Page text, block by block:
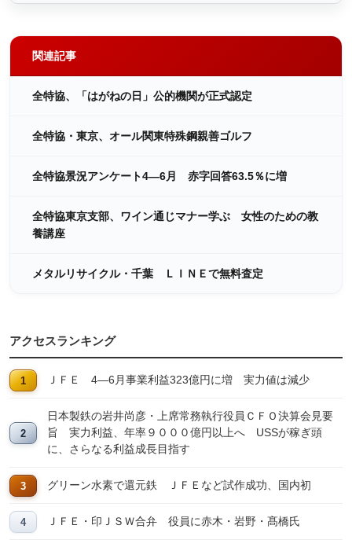
関連記事
全特協、「はがねの日」公的機関が正式認定
全特協・東京、オール関東特殊鋼親善ゴルフ
全特協景況アンケート4―6月 赤字回答63.5％に増
全特協東京支部、ワイン通じマナー学ぶ 女性のための教
養講座
メタルリサイクル・千葉 ＬＩＮＥで無料査定
アクセスランキング
ＪＦＥ 4―6月事業利益323億円に増 実力値は減少
日本製鉄の岩井尚彦・上席常務執行役員ＣＦＯ決算会見要
旨 実力利益、年率９０００億円以上へ USSが稼ぎ頭
に、さらなる利益成長目指す
グリーン水素で還元鉄 ＪＦＥなど試作成功、国内初
ＪＦＥ・印ＪＳＷ合弁 役員に赤木・岩野・髙橋氏